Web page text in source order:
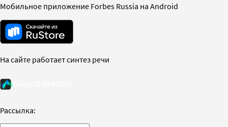
Мобильное приложение Forbes Russia на Android
На сайте работает синтез речи
Рассылка: